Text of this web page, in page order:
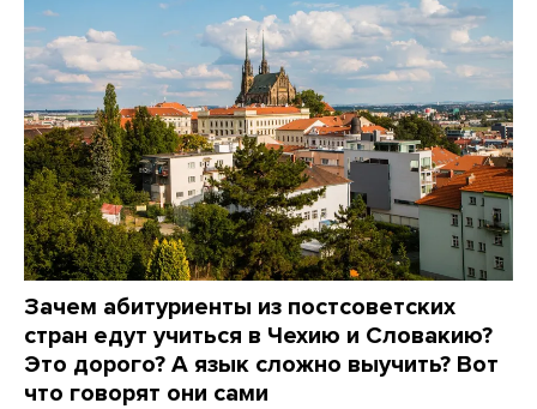
Зачем абитуриенты из постсоветских
стран едут учиться в Чехию и Словакию?
Это дорого? А язык сложно выучить? Вот
что говорят они сами